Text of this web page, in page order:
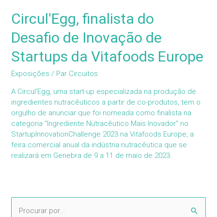
Circul'Egg, finalista do
Desafio de Inovação de
Startups da Vitafoods Europe
Exposições / Par Circuitos
A Circul'Egg, uma start-up especializada na produção de
ingredientes nutracêuticos a partir de co-produtos, tem o
orgulho de anunciar que foi nomeada como finalista na
categoria "Ingrediente Nutracêutico Mais Inovador" no
StartupInnovationChallenge 2023 na Vitafoods Europe, a
feira comercial anual da indústria nutracêutica que se
realizará em Genebra de 9 a 11 de maio de 2023.